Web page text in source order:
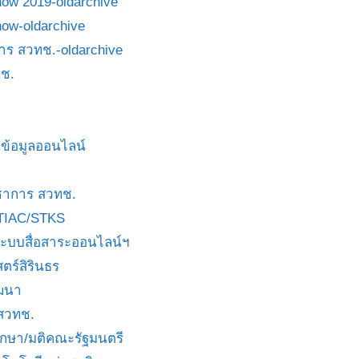
oldarchive
สวทช.-oldarchive
.
อมูลออนไลน์
การ สวทช.
STKS
บบสื่อสาระออนไลน์ฯ
ร์สิรินธร
นา
วทช.
ษา/มติคณะรัฐมนตรี